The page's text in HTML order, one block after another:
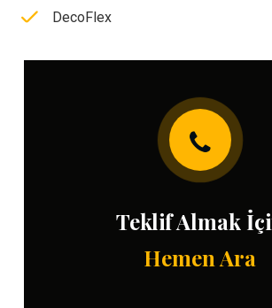
DecoFlex
Teklif Almak
Hemen Ara